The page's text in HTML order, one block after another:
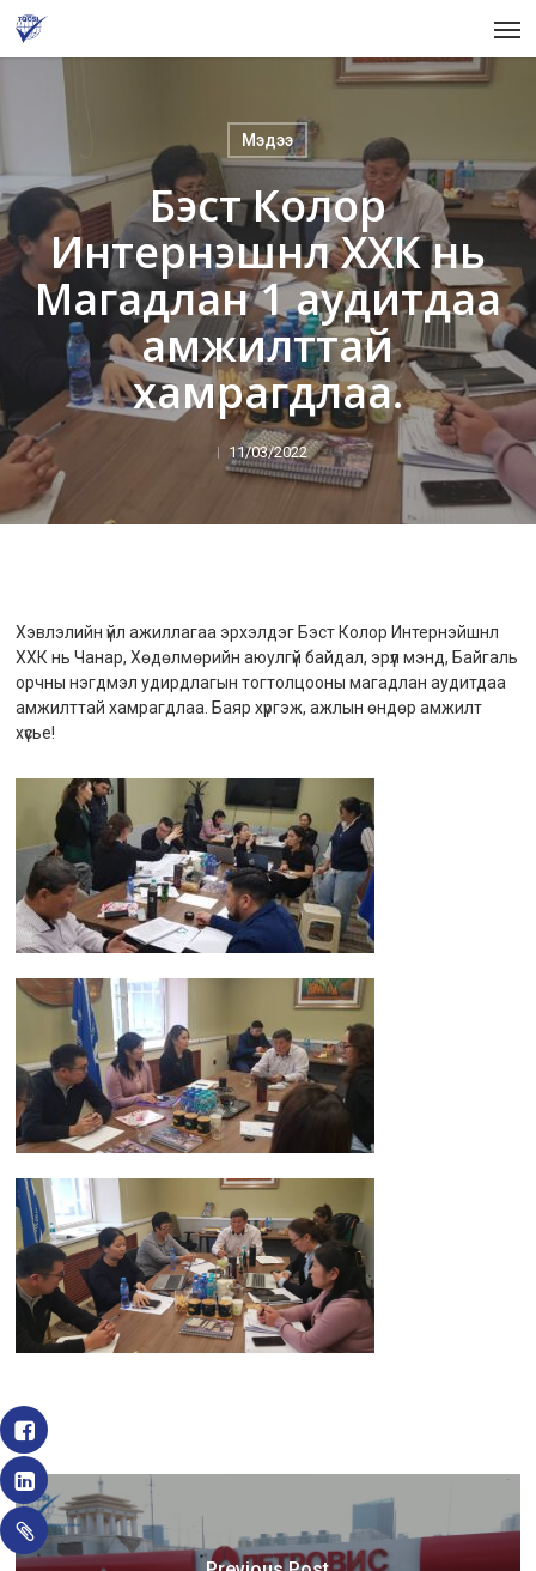
Skip
main
Мэдээ
Бэст Колор
Интернэшнл ХХК нь
Магадлан 1 аудитдаа
амжилттай
хамрагдлаа.
11/03/2022
Хэвлэлийн үйл ажиллагаа эрхэлдэг Бэст Колор Интернэйшнл
ХХК нь Чанар, Хөдөлмөрийн аюулгүй байдал, эрүүл мэнд, Байгаль
орчны нэгдмэл удирдлагын тогтолцооны магадлан аудитдаа
амжилттай хамрагдлаа. Баяр хүргэж, ажлын өндөр амжилт
хүсье!